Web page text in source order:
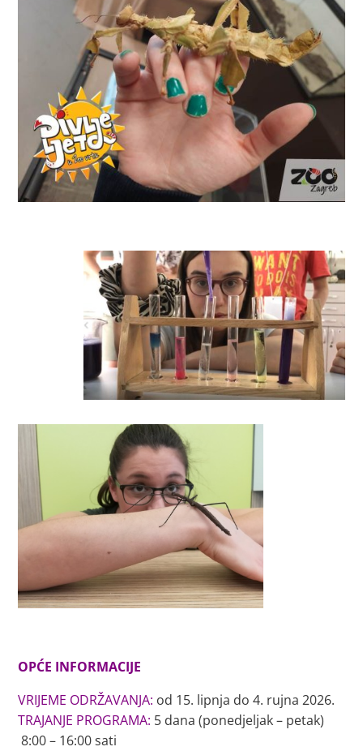
OPĆE INFORMACIJE
VRIJEME ODRŽAVANJA: od 15. lipnja do 4. rujna 2026.
TRAJANJE PROGRAMA: 5 dana (ponedjeljak – petak)
8:00 – 16:00 sati